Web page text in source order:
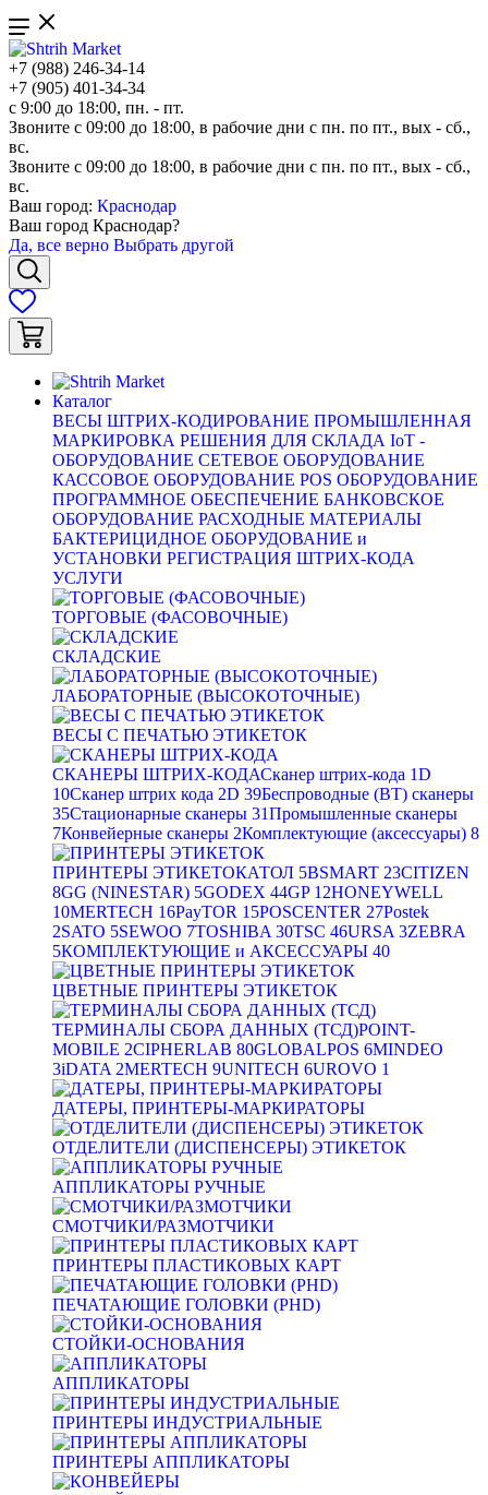
+7 (988) 246-34-14
+7 (905) 401-34-34
с 9:00 до 18:00, пн. - пт.
Звоните с 09:00 до 18:00, в рабочие дни с пн. по пт., вых - сб.,
вс.
Звоните с 09:00 до 18:00, в рабочие дни с пн. по пт., вых - сб.,
вс.
Ваш город: Краснодар
Ваш город Краснодар?
Да, все верно Выбрать другой
Каталог
ВЕСЫ ШТРИХ-КОДИРОВАНИЕ ПРОМЫШЛЕННАЯ
МАРКИРОВКА РЕШЕНИЯ ДЛЯ СКЛАДА IoT -
ОБОРУДОВАНИЕ СЕТЕВОЕ ОБОРУДОВАНИЕ
КАССОВОЕ ОБОРУДОВАНИЕ POS ОБОРУДОВАНИЕ
ПРОГРАММНОЕ ОБЕСПЕЧЕНИЕ БАНКОВСКОЕ
ОБОРУДОВАНИЕ РАСХОДНЫЕ МАТЕРИАЛЫ
БАКТЕРИЦИДНОЕ ОБОРУДОВАНИЕ и
УСТАНОВКИ РЕГИСТРАЦИЯ ШТРИХ-КОДА
УСЛУГИ
ТОРГОВЫЕ (ФАСОВОЧНЫЕ)
СКЛАДСКИЕ
ЛАБОРАТОРНЫЕ (ВЫСОКОТОЧНЫЕ)
ВЕСЫ С ПЕЧАТЬЮ ЭТИКЕТОК
СКАНЕРЫ ШТРИХ-КОДАСканер штрих-кода 1D
10Сканер штрих кода 2D 39Беспроводные (BT) сканеры
35Стационарные сканеры 31Промышленные сканеры
7Конвейерные сканеры 2Комплектующие (аксессуары) 8
ПРИНТЕРЫ ЭТИКЕТОКАТОЛ 5BSMART 23CITIZEN
8GG (NINESTAR) 5GODEX 44GP12HONEYWELL
10MERTECH 16PayTOR 15POSCENTER 27Postek
2SATO 5SEWOO 7TOSHIBA 30TSC 46URSA 3ZEBRA
5КОМПЛЕКТУЮЩИЕ и АКСЕССУАРЫ 40
ЦВЕТНЫЕ ПРИНТЕРЫ ЭТИКЕТОК
ТЕРМИНАЛЫ СБОРА ДАННЫХ (ТСД)POINT-
MOBILE 2CIPHERLAB 80GLOBALPOS 6MINDEO
3iDATA 2MERTECH 9UNITECH 6UROVO 1
ДАТЕРЫ, ПРИНТЕРЫ-МАРКИРАТОРЫ
ОТДЕЛИТЕЛИ (ДИСПЕНСЕРЫ) ЭТИКЕТОК
АППЛИКАТОРЫ РУЧНЫЕ
СМОТЧИКИ/РАЗМОТЧИКИ
ПРИНТЕРЫ ПЛАСТИКОВЫХ КАРТ
ПЕЧАТАЮЩИЕ ГОЛОВКИ (PHD)
СТОЙКИ-ОСНОВАНИЯ
АППЛИКАТОРЫ
ПРИНТЕРЫ ИНДУСТРИАЛЬНЫЕ
ПРИНТЕРЫ АППЛИКАТОРЫ